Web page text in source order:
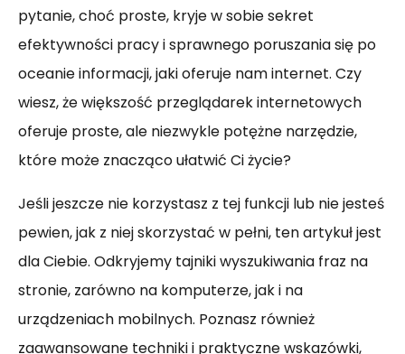
pytanie, choć proste, kryje w sobie sekret
efektywności pracy i sprawnego poruszania się po
oceanie informacji, jaki oferuje nam internet. Czy
wiesz, że większość przeglądarek internetowych
oferuje proste, ale niezwykle potężne narzędzie,
które może znacząco ułatwić Ci życie?
Jeśli jeszcze nie korzystasz z tej funkcji lub nie jesteś
pewien, jak z niej skorzystać w pełni, ten artykuł jest
dla Ciebie. Odkryjemy tajniki wyszukiwania fraz na
stronie, zarówno na komputerze, jak i na
urządzeniach mobilnych. Poznasz również
zaawansowane techniki i praktyczne wskazówki,